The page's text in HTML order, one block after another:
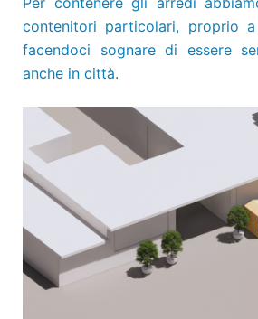
contenitori particolari, proprio
facendoci sognare di essere
anche in città.